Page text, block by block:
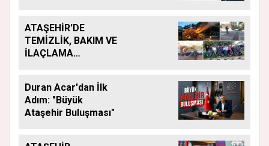
ATAŞEHİR'DE
TEMİZLİK, BAKIM VE
İLAÇLAMA
Duran Acar'dan İlk
Adım: "Büyük
Ataşehir Buluşması"